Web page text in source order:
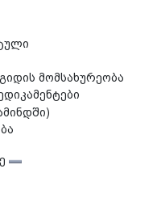
მომსახურეობა